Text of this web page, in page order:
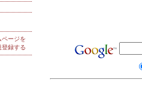
ページを
登録する